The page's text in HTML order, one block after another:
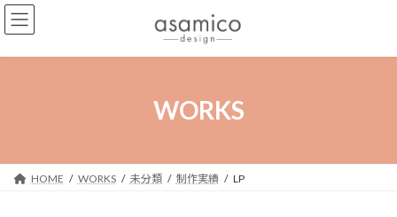
コ
ン
ン
プ
ナ
ビ
ー
動
WORKS
HOME WORKS 未分類 制作実績 LP